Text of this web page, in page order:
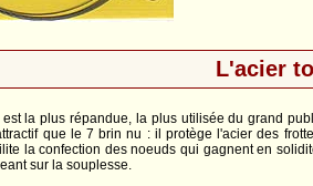
L'acier
la plus répandue, la plus utilisée du grand
que le 7 brin nu : il protège l'acier des
la confection des noeuds qui gagnent en
sur la souplesse.